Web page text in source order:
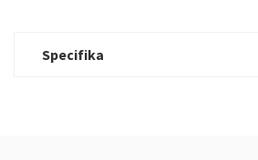
Specifika